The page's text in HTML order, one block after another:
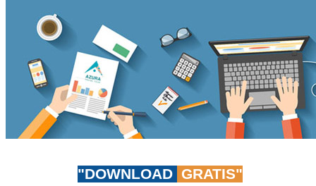
"DOWNLOAD GRATIS"